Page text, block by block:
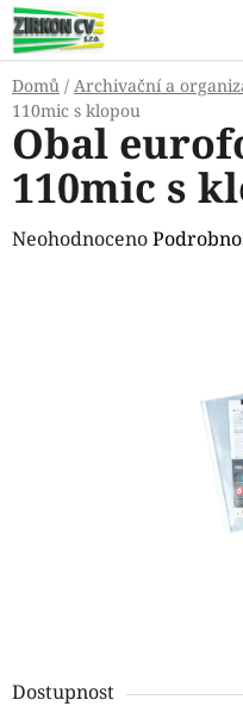
Přejít
na
obsah
Domů / Archivační a
110mic s klopou
Dostupnost
Obal
110mic s
Průměrné
Neohodnoceno